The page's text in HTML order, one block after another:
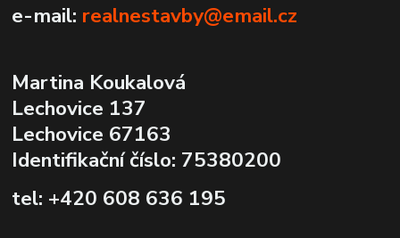
e-mail: realnestavby@email.cz
Martina Koukalová
Lechovice 137
Lechovice 67163
Identifikační číslo: 75380200
tel: +420 608 636 195